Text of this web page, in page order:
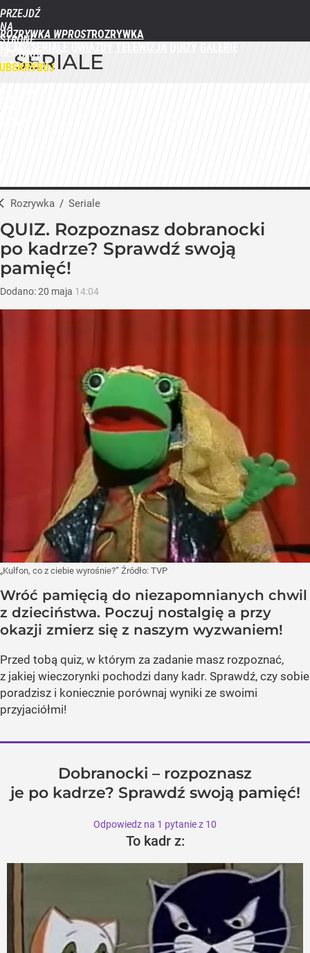
PRZEJDŹ
NA
STRONĘ
GŁÓWNĄ
WPROST.PL
ROZRYWKA WPROST
SERIALE
Rozrywka / Seriale
QUIZ. Rozpoznasz dobranocki
po kadrze? Sprawdź swoją
pamięć!
Dodano:20 maja 14:04
„Kulfon, co z ciebie wyrośnie?” Źródło: TVP
Wróć pamięcią do niezapomnianych chwil
z dzieciństwa. Poczuj nostalgię a przy
okazji zmierz się z naszym wyzwaniem!
Przed tobą quiz, w którym za zadanie masz rozpoznać,
z jakiej wieczorynki pochodzi dany kadr. Sprawdź, czy sobie
poradzisz i koniecznie porównaj wyniki ze swoimi
przyjaciółmi!
Dobranocki – rozpoznasz
je po kadrze? Sprawdź swoją pamięć!
Odpowiedz na 1 pytanie z 10
To kadr z: